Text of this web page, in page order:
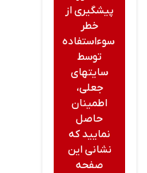
پیشگیری از
خطر
سوءاستفاده
توسط
سایتهای
جعلی،
اطمینان
حاصل
نمایید که
نشانی این
صفحه